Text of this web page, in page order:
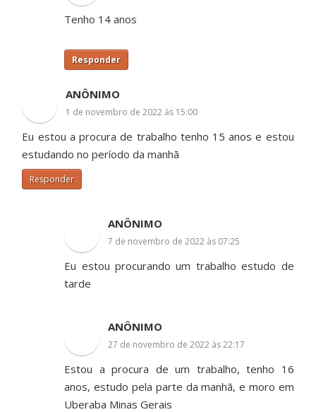
Tenho 14 anos
Responder
ANÔNIMO
1 de novembro de 2022 às 15:00
Eu estou a procura de trabalho tenho 15 anos e estou
estudando no período da manhã
Responder
ANÔNIMO
7 de novembro de 2022 às 07:25
Eu estou procurando um trabalho estudo de
tarde
ANÔNIMO
27 de novembro de 2022 às 22:17
Estou a procura de um trabalho, tenho 16
anos, estudo pela parte da manhã, e moro em
Uberaba Minas Gerais